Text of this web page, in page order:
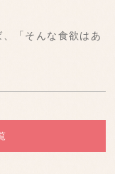
「そんな食欲はあ